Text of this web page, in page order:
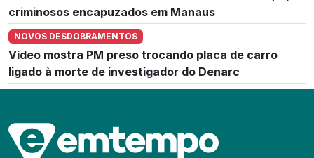
criminosos encapuzados em Manaus
NOVOS DESDOBRAMENTOS
Vídeo mostra PM preso trocando placa de carro
ligado à morte de investigador do Denarc